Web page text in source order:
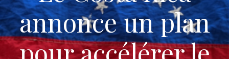
annonce un plan